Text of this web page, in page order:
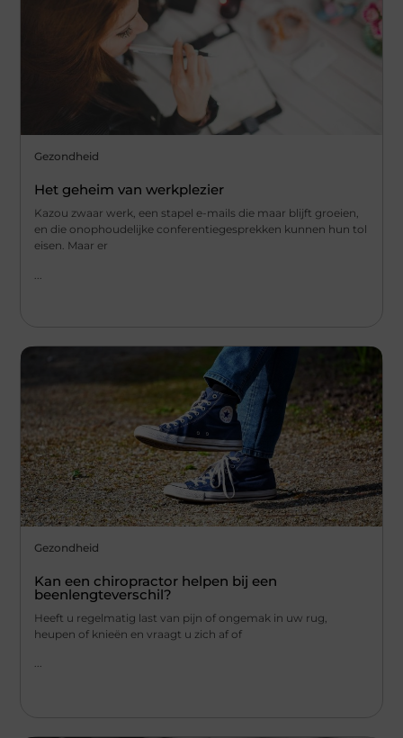
Gezondheid
Het geheim van werkplezier
Kazou zwaar werk, een stapel e-mails die maar blijft groeien,
en die onophoudelijke conferentiegesprekken kunnen hun tol
eisen. Maar er
Gezondheid
Kan een chiropractor helpen bij een
beenlengteverschil?
Heeft u regelmatig last van pijn of ongemak in uw rug,
heupen of knieën en vraagt u zich af of
...